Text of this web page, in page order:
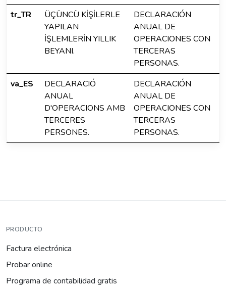
tr_TR
ÜÇÜNCÜ KİŞİLERLE
YAPILAN
İŞLEMLERİN YILLIK
BEYANI.
DECLARACIÓN
ANUAL DE
OPERACIONES CON
TERCERAS
PERSONAS.
va_ES
DECLARACIÓ
ANUAL
D'OPERACIONS AMB
TERCERES
PERSONES.
DECLARACIÓN
ANUAL DE
OPERACIONES CON
TERCERAS
PERSONAS.
PRODUCTO
Factura electrónica
Probar online
Programa de contabilidad gratis